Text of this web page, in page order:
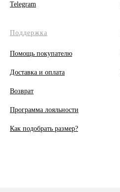
Telegram
Поддержка
Помощь покупателю
Доставка и оплата
Возврат
Программа лояльности
Как подобрать размер?